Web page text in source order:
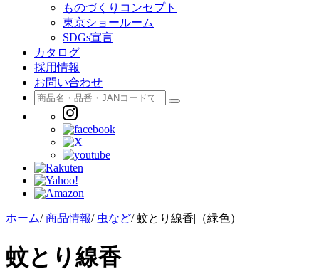
ものづくりコンセプト
東京ショールーム
SDGs宣言
カタログ
採用情報
お問い合わせ
ホーム/ 商品情報/ 虫など/ 蚊とり線香|（緑色）
蚊とり線香